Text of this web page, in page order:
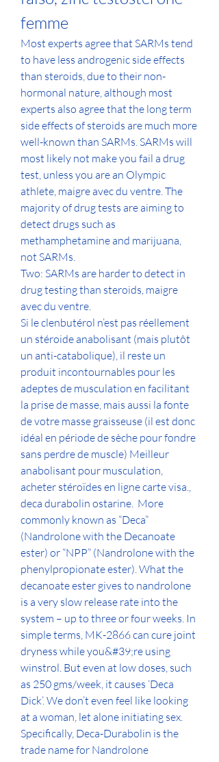
femme
Most experts agree that SARMs tend
to have less androgenic side effects
than steroids, due to their non-
hormonal nature, although most
experts also agree that the long term
side effects of steroids are much more
well-known than SARMs. SARMs will
most likely not make you fail a drug
test, unless you are an Olympic
athlete, maigre avec du ventre. The
majority of drug tests are aiming to
detect drugs such as
methamphetamine and marijuana,
not SARMs.
Two: SARMs are harder to detect in
drug testing than steroids, maigre
avec du ventre.
Si le clenbutérol n’est pas réellement
un stéroide anabolisant (mais plutôt
un anti-catabolique), il reste un
produit incontournables pour les
adeptes de musculation en facilitant
la prise de masse, mais aussi la fonte
de votre masse graisseuse (il est donc
idéal en période de sèche pour fondre
sans perdre de muscle) Meilleur
anabolisant pour musculation,
acheter stéroïdes en ligne carte visa.,
deca durabolin ostarine.  More
commonly known as “Deca”
(Nandrolone with the Decanoate
ester) or “NPP” (Nandrolone with the
phenylpropionate ester). What the
decanoate ester gives to nandrolone
is a very slow release rate into the
system – up to three or four weeks. In
simple terms, MK-2866 can cure joint
dryness while you&#39;re using
winstrol. But even at low doses, such
as 250 gms/week, it causes ‘Deca
Dick’. We don’t even feel like looking
at a woman, let alone initiating sex.
Specifically, Deca-Durabolin is the
trade name for Nandrolone